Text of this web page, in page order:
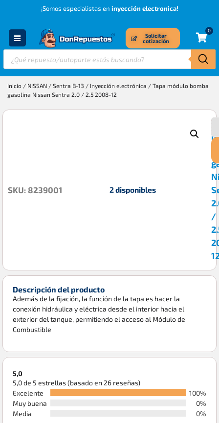
¡Somos especialistas en inyección electronica!
Solicitar
cotización
0
Inicio / NISSAN / Sentra B-13 / Inyección electrónica / Tapa módulo bomba
gasolina Nissan Sentra 2.0 / 2.5 2008-12
/
SKU: 8239001 2 disponibles
Descripción del producto
Además de la fijación, la función de la tapa es hacer la
conexión hidráulica y eléctrica desde el interior hacia el
exterior del tanque, permitiendo el acceso al Módulo de
Combustible
5,0
5,0 de 5 estrellas (basado en 26 reseñas)
Excelente
100%
Muy buena
0%
Media
0%